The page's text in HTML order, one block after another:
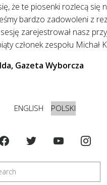
że te piosenki rozlecą się
bardzo zadowoleni z
zarejestrował nasz
członek zespołu Michał
Gazeta Wyborcza
ENGLISH POLSKI